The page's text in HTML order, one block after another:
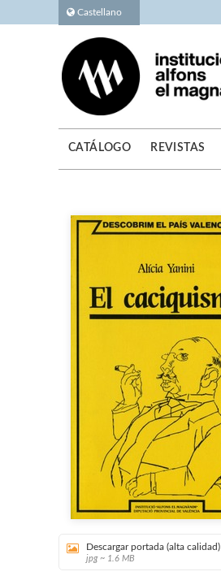
Castellano
CATÁLOGO REVISTAS
Descargar portada (alta calidad)
jpg ~ 1.6 MB